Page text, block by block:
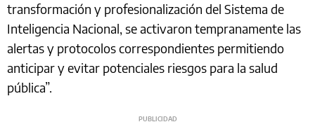
transformación y profesionalización del Sistema de
Inteligencia Nacional, se activaron tempranamente las
alertas y protocolos correspondientes permitiendo
anticipar y evitar potenciales riesgos para la salud
pública”.